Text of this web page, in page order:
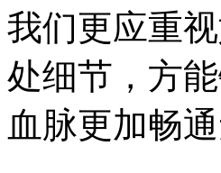
我们更应重
处细节，方
血脉更加畅